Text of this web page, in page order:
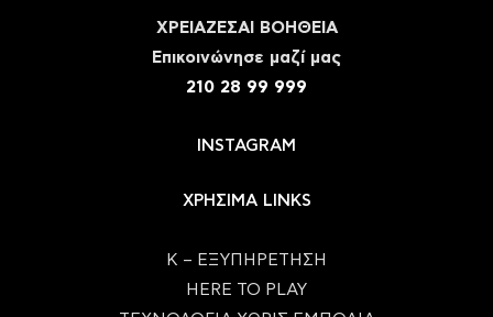
ΧΡΕΙΑΖΕΣΑΙ ΒΟΗΘΕΙΑ
Eπικοινώνησε μαζί μας
210 28 99 999
INSTAGRAM
ΧΡΗΣΙΜΑ LINKS
Κ – ΕΞΥΠΗΡΕΤΗΣΗ
HERE TO PLAY